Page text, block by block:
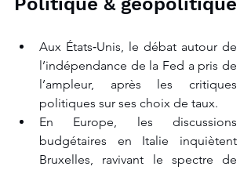
Aux États‑Unis, le débat autour de
l’indépendance de la Fed a pris de
l’ampleur, après les critiques
politiques sur ses choix de taux.
En Europe, les discussions
budgétaires en Italie inquiètent
Bruxelles, ravivant le spectre de